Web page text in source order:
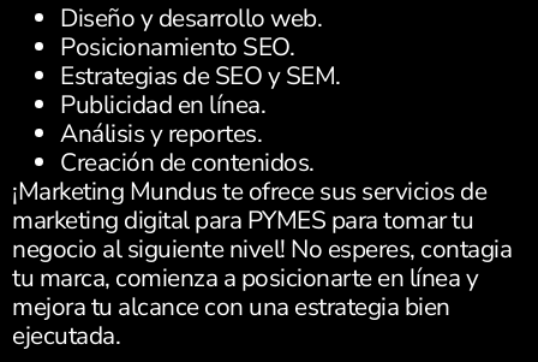
Diseño y desarrollo web.
Posicionamiento SEO.
Estrategias de SEO y SEM.
Publicidad en línea.
Análisis y reportes.
Creación de contenidos.
¡Marketing Mundus te ofrece sus servicios de
marketing digital para PYMES para tomar tu
negocio al siguiente nivel! No esperes, contagia
tu marca, comienza a posicionarte en línea y
mejora tu alcance con una estrategia bien
ejecutada.